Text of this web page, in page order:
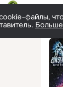
файлы,